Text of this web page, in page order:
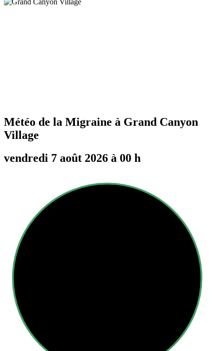
Météo de la Migraine à Grand Canyon
Village
vendredi 7 août 2026 à 00 h